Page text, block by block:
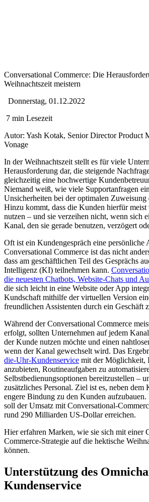
Conversational Commerce: Die
Weihnachtszeit meistern
Donnerstag, 01.12.2022
7 min Lesezeit
Autor: Yash Kotak, Senior Director Product
Vonage
In der Weihnachtszeit stellt es für viele
Herausforderung dar, die steigende
gleichzeitig eine hochwertige
Niemand weiß, wie viele Supportanfragen
Unsicherheiten bei der optimalen Zuweisung
Hinzu kommt, dass die Kunden hierfür meist
nutzen – und sie verzeihen nicht, wenn sich
Kanal, den sie gerade benutzen, verzögert
Oft ist ein Kundengespräch eine persönliche
Conversational Commerce ist das nicht
dass am geschäftlichen Teil des Gesprächs
Intelligenz (KI) teilnehmen kann.
die neuesten Chatbots, Website-Chats und
die sich leicht in eine Website oder App
Kundschaft mithilfe der virtuellen Version
freundlichen Assistenten durch ein Geschäft
Während der Conversational Commerce
erfolgt, sollten Unternehmen auf jedem
der Kunde nutzen möchte und einen
wenn der Kanal gewechselt wird. Das
die-Uhr-Kundenservice mit der Möglichkeit,
anzubieten, Routineaufgaben zu
Selbstbedienungsoptionen bereitzustellen –
zusätzliches Personal. Ziel ist es, neben dem
engere Bindung zu den Kunden
soll der Umsatz mit Conversational-
rund 290 Milliarden US-Dollar erreichen.
Hier erfahren Marken, wie sie sich mit einer
Commerce-Strategie auf die hektische
können.
Unterstützung des
Kundenservice